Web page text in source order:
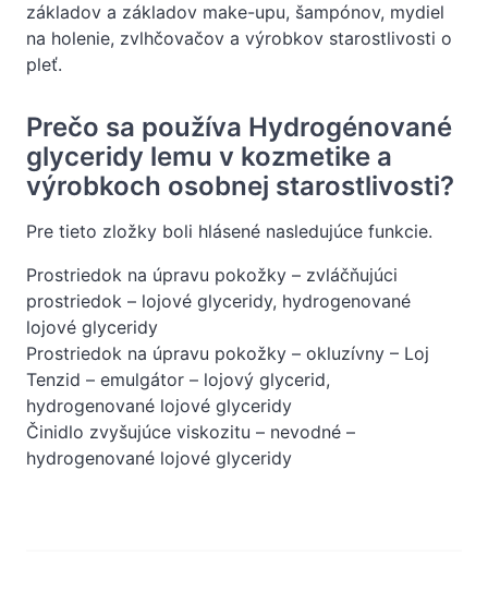
základov a základov make-upu, šampónov, mydiel
na holenie, zvlhčovačov a výrobkov starostlivosti o
pleť.
Prečo sa používa Hydrogénované
glyceridy lemu v kozmetike a
výrobkoch osobnej starostlivosti?
Pre tieto zložky boli hlásené nasledujúce funkcie.
Prostriedok na úpravu pokožky – zvláčňujúci
prostriedok – lojové glyceridy, hydrogenované
lojové glyceridy
Prostriedok na úpravu pokožky – okluzívny – Loj
Tenzid – emulgátor – lojový glycerid,
hydrogenované lojové glyceridy
Činidlo zvyšujúce viskozitu – nevodné –
hydrogenované lojové glyceridy